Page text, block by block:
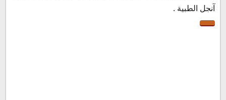
رقم شركة آنجل الطبية الخط الساخنآنجل الطبية .